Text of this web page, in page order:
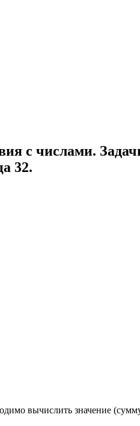
с числами.
32.
вычислить значение